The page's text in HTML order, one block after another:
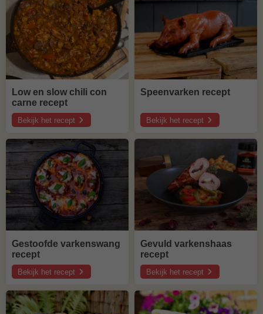
recept
Low en slow chili con
carne recept
Bekijk het recept
over
Low
en
slow
chili
con
carne
recept
Speenvarken recept
Bekijk het recept
over
Speenvarken
recept
Gestoofde varkenswang
recept
Bekijk het recept
over
Gestoofde
varkenswang
recept
Gevuld varkenshaas
recept
Bekijk het recept
over
Gevuld
varkenshaas
recept